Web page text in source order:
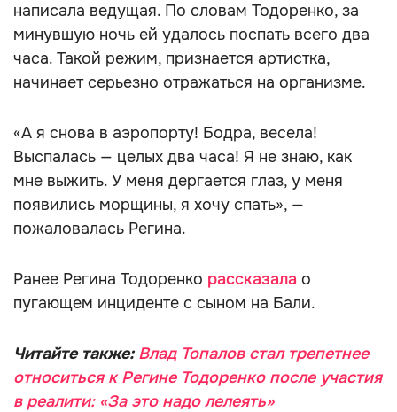
написала ведущая. По словам Тодоренко, за
минувшую ночь ей удалось поспать всего два
часа. Такой режим, признается артистка,
начинает серьезно отражаться на организме.
«А я снова в аэропорту! Бодра, весела!
Выспалась — целых два часа! Я не знаю, как
мне выжить. У меня дергается глаз, у меня
появились морщины, я хочу спать», —
пожаловалась Регина.
Ранее Регина Тодоренко рассказала о
пугающем инциденте с сыном на Бали.
Читайте также: Влад Топалов стал трепетнее
относиться к Регине Тодоренко после участия
в реалити: «За это надо лелеять»